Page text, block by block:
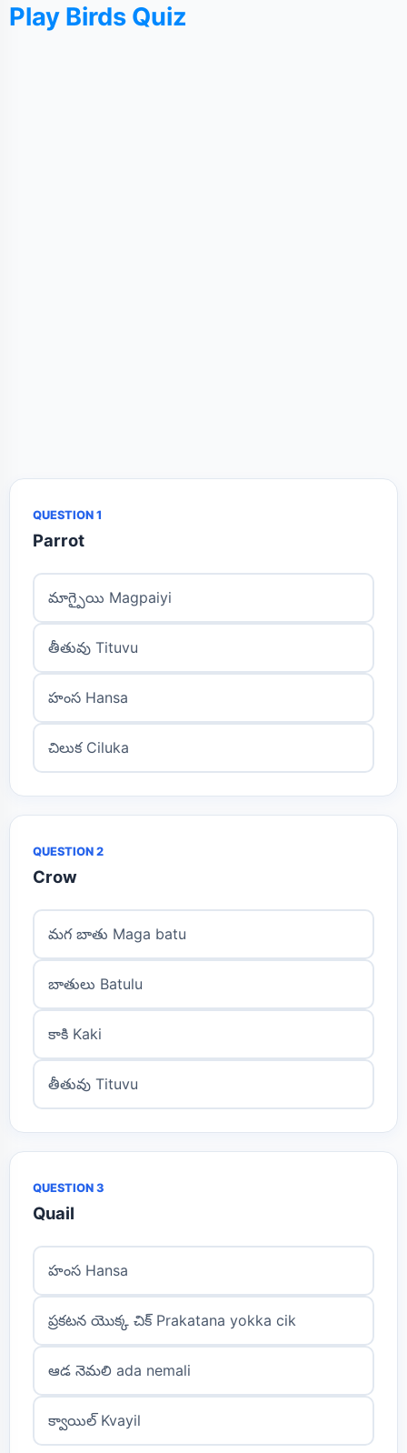
Play Birds Quiz
QUESTION 1
Parrot
మాగ్పైయి Magpaiyi
తీతువు Tituvu
హంస Hansa
చిలుక Ciluka
QUESTION 2
Crow
మగ బాతు Maga batu
బాతులు Batulu
కాకి Kaki
తీతువు Tituvu
QUESTION 3
Quail
హంస Hansa
ప్రకటన యొక్క చిక్ Prakatana yokka cik
ఆడ నెమలి ada nemali
క్వాయిల్ Kvayil